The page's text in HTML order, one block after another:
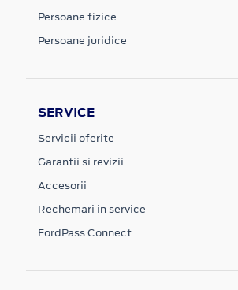
Persoane fizice
Persoane juridice
SERVICE
Servicii oferite
Garantii si revizii
Accesorii
Rechemari in service
FordPass Connect